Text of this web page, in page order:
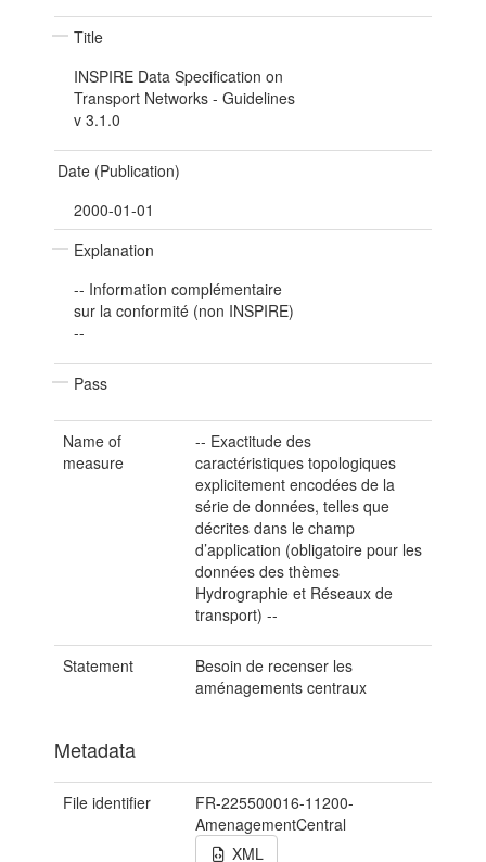
Title
INSPIRE Data Specification on
Transport Networks - Guidelines
v 3.1.0
Date (Publication)
2000-01-01
Explanation
-- Information complémentaire
sur la conformité (non INSPIRE)
--
Pass
Name of
measure
-- Exactitude des
caractéristiques topologiques
explicitement encodées de la
série de données, telles que
décrites dans le champ
d’application (obligatoire pour les
données des thèmes
Hydrographie et Réseaux de
transport) --
Statement
Besoin de recenser les
aménagements centraux
Metadata
File identifier
FR-225500016-11200-
AmenagementCentral
XML